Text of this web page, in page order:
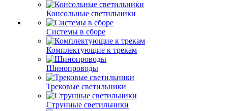
Консольные светильники
Системы в сборе
Комплектующие к трекам
Шинопроводы
Трековые светильники
Струнные светильники